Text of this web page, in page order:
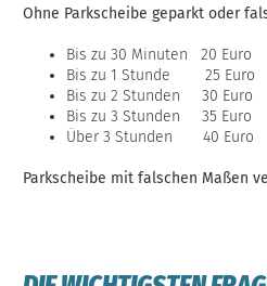
Ohne Parkscheibe geparkt oder
Bis zu 30 Minuten 20 Euro
Bis zu 1 Stunde 25 Euro
Bis zu 2 Stunden 30 Euro
Bis zu 3 Stunden 35 Euro
Über 3 Stunden 40 Euro
Parkscheibe mit falschen Maßen